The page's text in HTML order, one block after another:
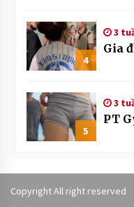
4
3
Gia
5
3
PT
Copyright All right reserved